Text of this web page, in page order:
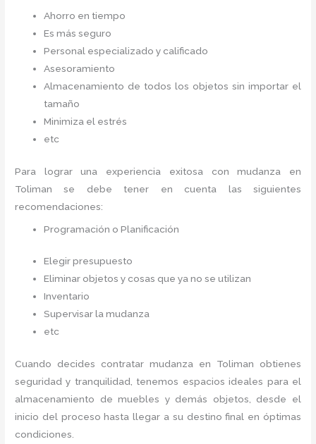
Ahorro en tiempo
Es más seguro
Personal especializado y calificado
Asesoramiento
Almacenamiento de todos los objetos sin importar el
tamaño
Minimiza el estrés
etc
Para lograr una experiencia exitosa con mudanza en
Toliman
se debe tener en cuenta las siguientes
recomendaciones:
Programación o Planificación
Elegir presupuesto
Eliminar objetos y cosas que ya no se utilizan
Inventario
Supervisar la mudanza
etc
Cuando decides contratar mudanza en Toliman
obtienes
seguridad y tranquilidad, tenemos espacios ideales para el
almacenamiento de muebles y demás objetos, desde el
inicio del proceso hasta llegar a su destino final en óptimas
condiciones.